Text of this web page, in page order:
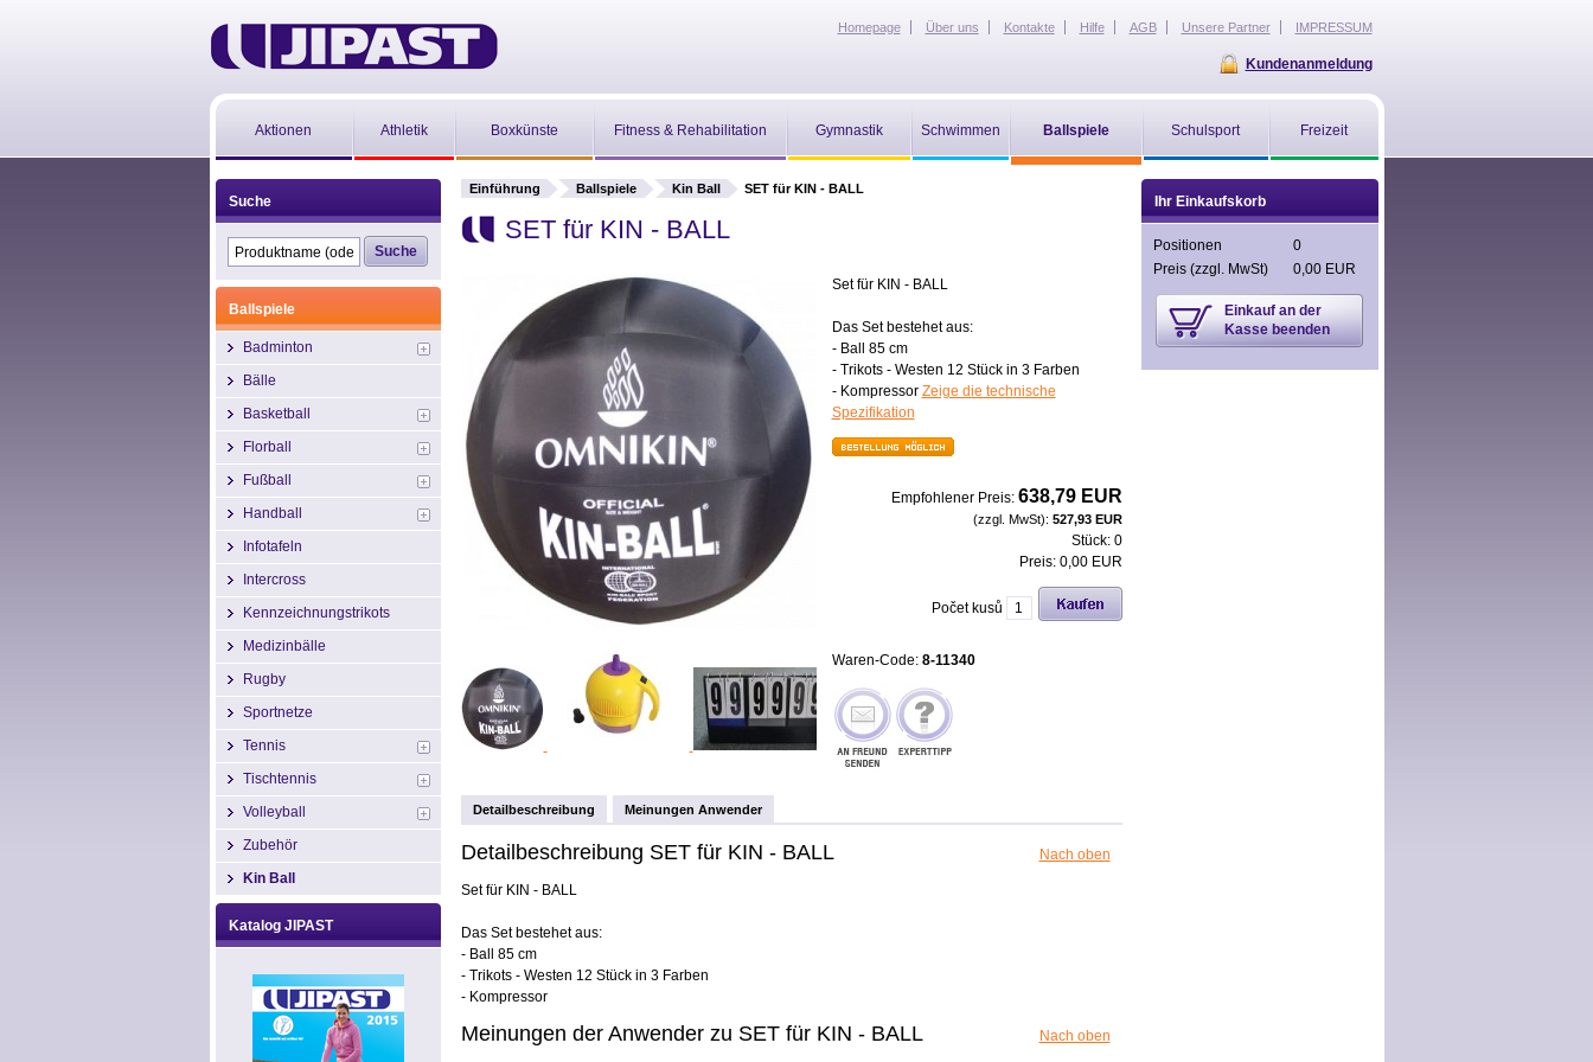
Homepage Über uns Kontakte Hilfe AGB Unsere Partner IMPRESSUM
Aktionen Athletik Boxkünste Fitness & Rehabilitation Gymnastik Schwimmen Ballspiele Schulsport Freizeit
Kundenanmeldung
Einführung Ballspiele Kin Ball SET für KIN - BALL
SET für KIN - BALL
Set für KIN - BALL
Das Set bestehet aus:
- Ball 85 cm
- Trikots - Westen 12 Stück in 3 Farben
- Kompressor Zeige die technische
Spezifikation
Empfohlener Preis: 638,79 EUR
(zzgl. MwSt): 527,93 EUR
Stück: 0
Preis: 0,00 EUR
Počet kusů
Waren-Code: 8-11340
Detailbeschreibung Meinungen Anwender
Nach oben
Detailbeschreibung SET für KIN - BALL
Set für KIN - BALL
Das Set bestehet aus:
- Ball 85 cm
- Trikots - Westen 12 Stück in 3 Farben
- Kompressor
Nach oben
Meinungen der Anwender zu SET für KIN - BALL
Ihr Einkaufskorb
Positionen
0
Preis (zzgl. MwSt) 0,00 EUR
Einkauf an der
Kasse beenden
Suche
Ballspiele
Badminton
Bälle
Basketball
Florball
Fußball
Handball
Infotafeln
Intercross
Kennzeichnungstrikots
Medizinbälle
Rugby
Sportnetze
Tennis
Tischtennis
Volleyball
Zubehör
Kin Ball
Katalog JIPAST